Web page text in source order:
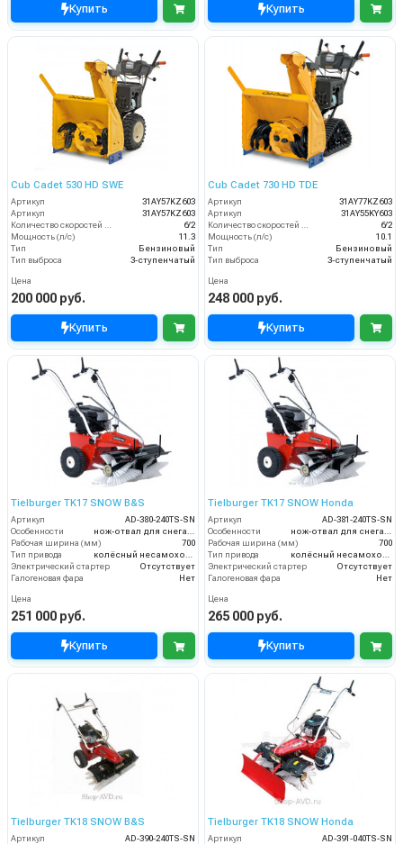
Купить Купить
Cub Cadet 530 HD SWE
Артикул
31AY57KZ603
Артикул
31AY57KZ603
6/2
Мощность (л/с)
11.3
Тип
Бензиновый
Тип выброса
3-ступенчатый
Цена
200 000 руб.
Купить
Cub Cadet 730 HD TDE
Артикул
31AY77KZ603
Артикул
31AY55KY603
6/2
Мощность (л/с)
10.1
Тип
Бензиновый
Тип выброса
3-ступенчатый
Цена
248 000 руб.
Купить
Tielburger TK17 SNOW B&S
Артикул
AD-380-240TS-SN
Особенности
нож-отвал для снега / цепи на колёса
Рабочая ширина (мм)
700
Тип привода
колёсный несамоходный
Электрический стартер
Отсутствует
Галогеновая фара
Нет
Цена
251 000 руб.
Купить
Tielburger TK17 SNOW Honda
Артикул
AD-381-240TS-SN
Особенности
нож-отвал для снега / цепи на колёса
Рабочая ширина (мм)
700
Тип привода
колёсный несамоходный
Электрический стартер
Отсутствует
Галогеновая фара
Нет
Цена
265 000 руб.
Купить
Tielburger TK18 SNOW B&S
Артикул
AD-390-240TS-SN
Tielburger TK18 SNOW Honda
Артикул
AD-391-040TS-SN